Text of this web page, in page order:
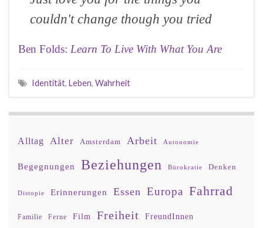
couldn't change though you tried
Ben Folds: Learn To Live With What You Are
Identität, Leben, Wahrheit
Alltag Alter Amsterdam Arbeit Autonomie
Begegnungen Beziehungen Bürokratie Denken
Distopie Erinnerungen Essen Europa Fahrrad
Familie Ferne Film Freiheit FreundInnen